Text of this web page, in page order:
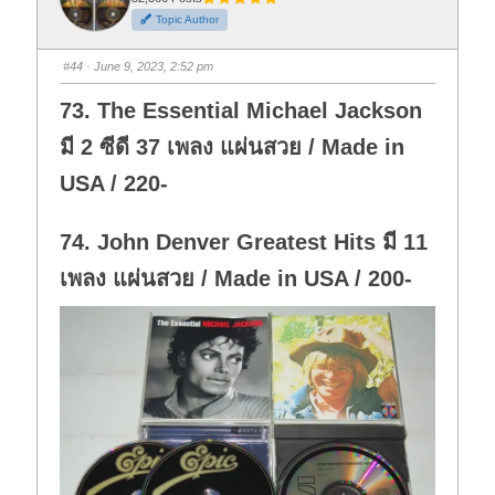
h
u
m
d
o
n
.
h
u
m
u
p
Topic Author
#44 · June 9, 2023, 2:52 pm
73. The Essential Michael Jackson
มี 2 ซีดี 37 เพลง แผ่นสวย / Made in
USA / 220-
74. John Denver Greatest Hits มี 11
เพลง แผ่นสวย / Made in USA / 200-